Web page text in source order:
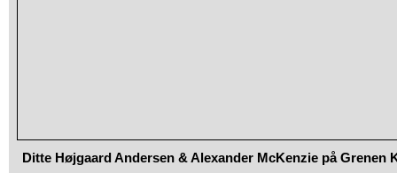
Ditte Højgaard Andersen & Alexander McKenzie på Grenen